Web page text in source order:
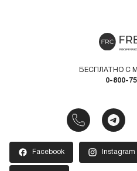
БЕСПЛАТНО С
0-800-
Facebook Instagram